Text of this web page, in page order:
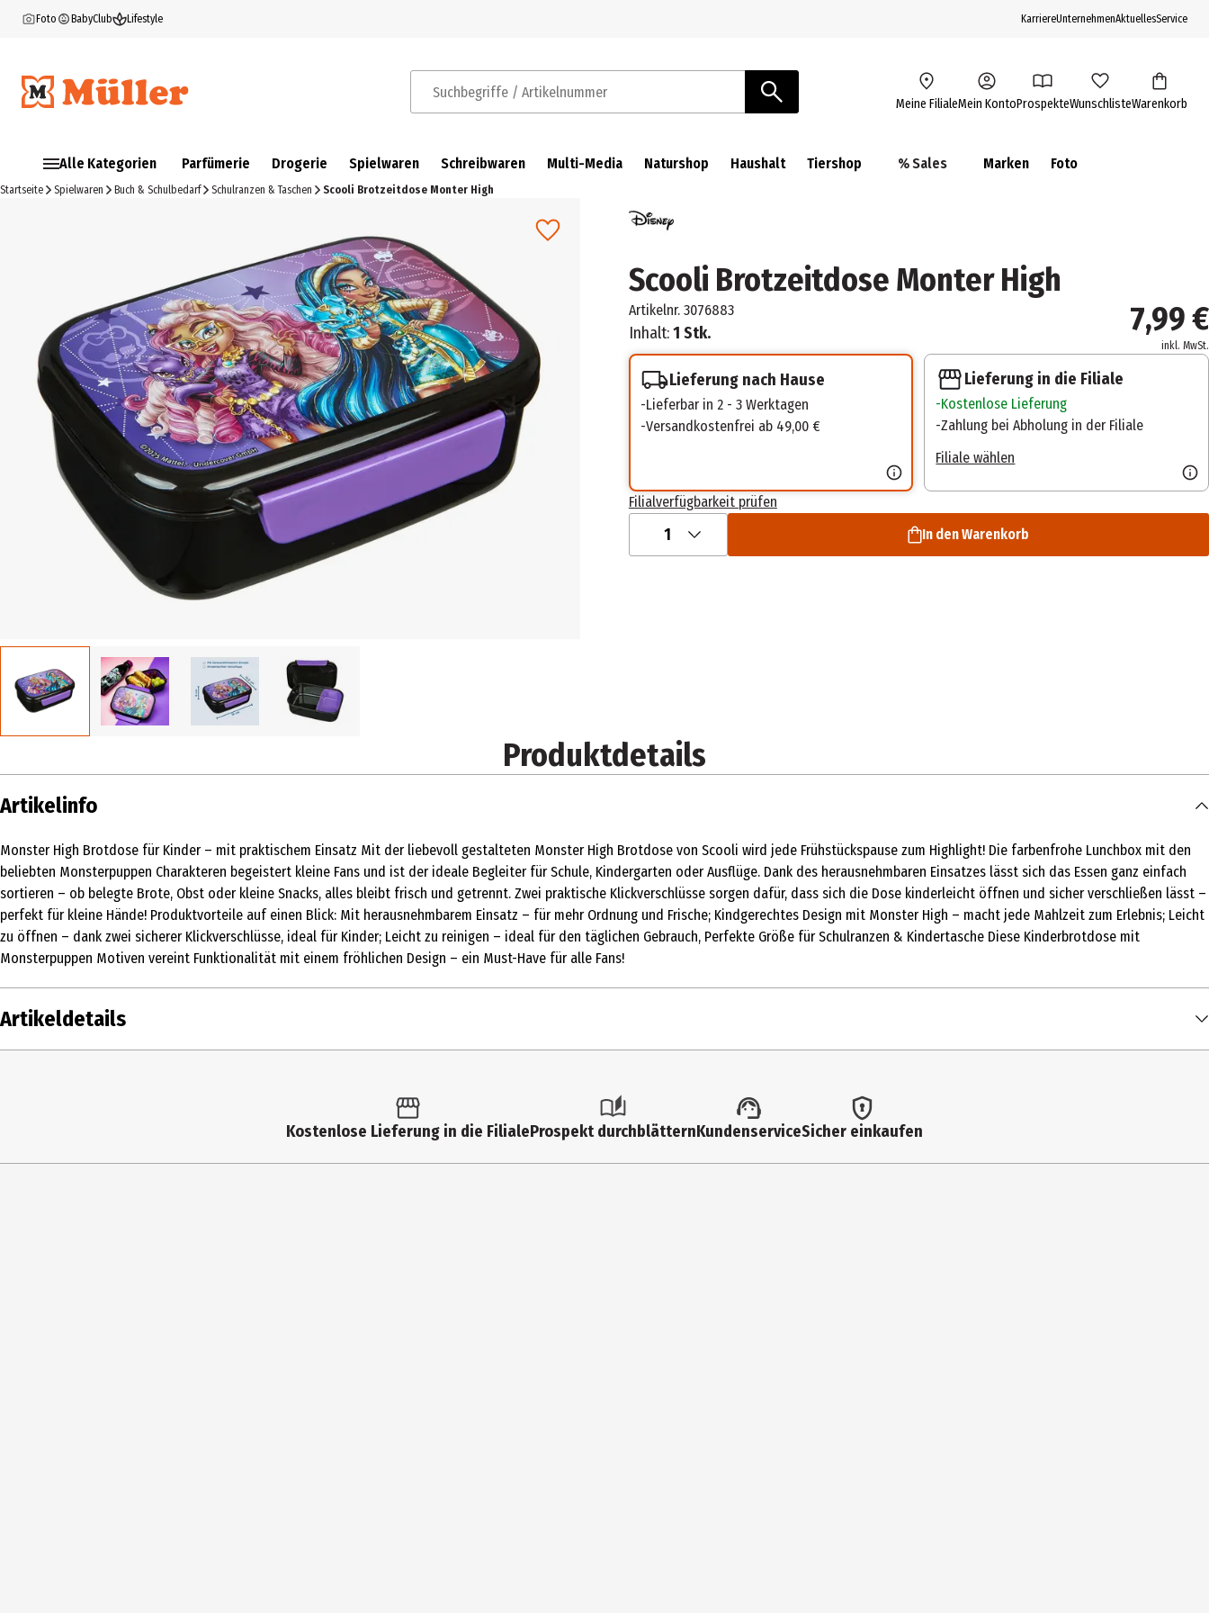
Foto BabyClub Lifestyle KarriereUnternehmenAktuellesService
Suchbegriffe / Artikelnummer Meine FilialeMein KontoProspekteWunschlisteWarenkorb
Alle Kategorien Parfümerie Drogerie Spielwaren Schreibwaren Multi-Media Naturshop Haushalt Tiershop % Sales Marken Foto
Startseite Spielwaren Buch & Schulbedarf Schulranzen & Taschen Scooli Brotzeitdose Monter High
Scooli Brotzeitdose Monter High
Artikelnr. 3076883
Inhalt:1 Stk. 7,99 €
inkl. MwSt.
Lieferung nach Hause
Lieferbar in 2 - 3 Werktagen
Versandkostenfrei ab 49,00 €
Lieferung in die Filiale
Kostenlose Lieferung
Zahlung bei Abholung in der Filiale
Filiale wählen
Filialverfügbarkeit prüfen
1 In den Warenkorb
Produktdetails
Artikelinfo
Monster High Brotdose für Kinder – mit praktischem Einsatz Mit der liebevoll gestalteten Monster High Brotdose von Scooli wird jede Frühstückspause zum Highlight! Die farbenfrohe Lunchbox mit den
beliebten Monsterpuppen Charakteren begeistert kleine Fans und ist der ideale Begleiter für Schule, Kindergarten oder Ausflüge. Dank des herausnehmbaren Einsatzes lässt sich das Essen ganz einfach
sortieren – ob belegte Brote, Obst oder kleine Snacks, alles bleibt frisch und getrennt. Zwei praktische Klickverschlüsse sorgen dafür, dass sich die Dose kinderleicht öffnen und sicher verschließen lässt –
perfekt für kleine Hände! Produktvorteile auf einen Blick: Mit herausnehmbarem Einsatz – für mehr Ordnung und Frische; Kindgerechtes Design mit Monster High – macht jede Mahlzeit zum Erlebnis; Leicht
zu öffnen – dank zwei sicherer Klickverschlüsse, ideal für Kinder; Leicht zu reinigen – ideal für den täglichen Gebrauch, Perfekte Größe für Schulranzen & Kindertasche Diese Kinderbrotdose mit
Monsterpuppen Motiven vereint Funktionalität mit einem fröhlichen Design – ein Must-Have für alle Fans!
Artikeldetails
Sonstiger Schulbedarf
Undercover GmbH
Kostenlose Lieferung in die FilialeProspekt durchblätternKundenserviceSicher einkaufen